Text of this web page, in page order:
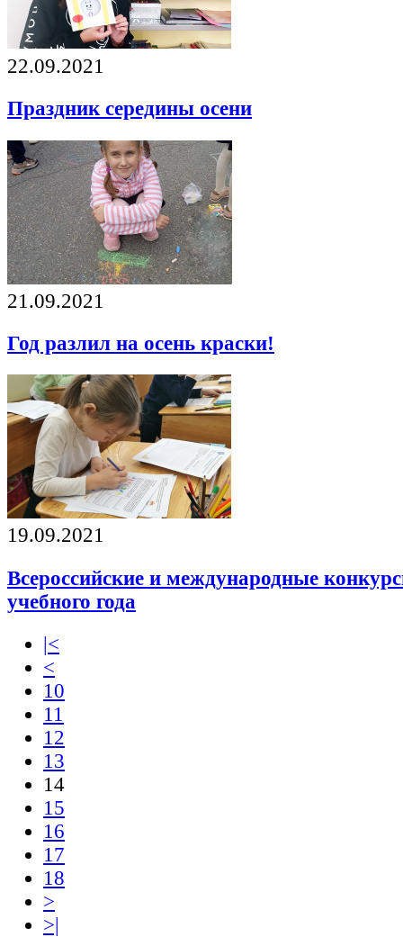
22.09.2021
Праздник середины осени
21.09.2021
Год разлил на осень краски!
19.09.2021
Всероссийские и международные
учебного года
|<
<
10
11
12
13
14
15
16
17
18
>
>|